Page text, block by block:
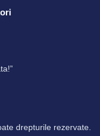
drepturile rezervate.